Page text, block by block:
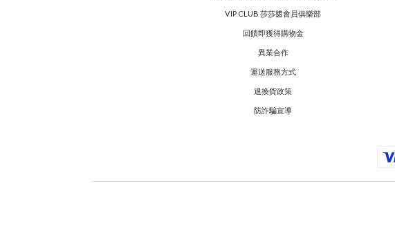
VIP CLUB 莎莎醬會員俱樂部
回饋即獲得購物金
異業合作
運送服務方式
退換貨政策
防詐騙宣導